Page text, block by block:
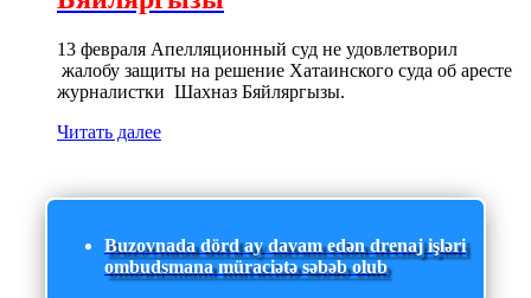
13 февраля Апелляционный суд не удовлетворил
жалобу защиты на решение Хатаинского суда об аресте
журналистки Шахназ Бяйляргызы.
Читать далее
Buzovnada dörd ay davam edən drenaj işləri
ombudsmana müraciətə səbəb olub